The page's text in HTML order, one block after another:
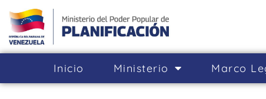
Inicio Ministerio Marco